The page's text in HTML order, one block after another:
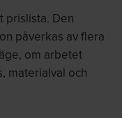
prislista. Den
påverkas av flera
om arbetet
materialval och